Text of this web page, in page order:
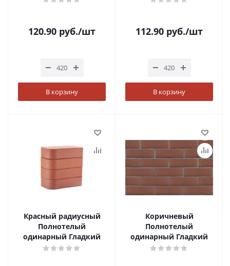
120.90 руб./шт
В корзину
112.90 руб./шт
В корзину
Красный радиусный
Полнотелый
одинарный Гладкий
Коричневый
Полнотелый
одинарный Гладкий